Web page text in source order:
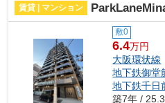
賃貸 | マンション
敷0
6.4万円
大阪環状線
地下鉄御堂
地下鉄千日
築7年 /